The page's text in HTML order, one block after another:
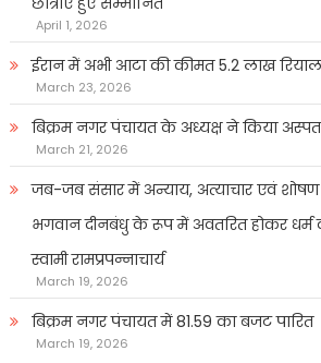
April 1, 2026
ईरान में अभी आटा की कीमत 5.2 लाख रियाल
March 23, 2026
बिक्रम नगर पंचायत के अध्यक्ष ने किया
March 21, 2026
जब-जब संसार में अन्याय, अत्याचार एवं शोषण
भगवान दीनबंधु के रूप में अवतरित होकर धर्म
स्वामी रामप्रपन्नाचार्य
March 19, 2026
बिक्रम नगर पंचायत में 81.59 का बजट पारित
March 19, 2026